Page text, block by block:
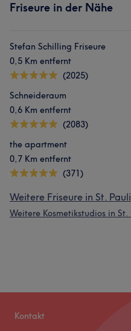
Friseure in der Nähe
Stefan Schilling Friseure
0,5 Km entfernt
(2025)
Schneideraum
0,6 Km entfernt
(2083)
the apartment
0,7 Km entfernt
(371)
Weitere Friseure in St.
Weitere Kosmetikstudios in
Kontakt